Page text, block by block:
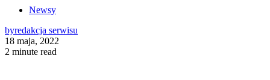
Newsy
byredakcja serwisu
18 maja, 2022
2 minute read